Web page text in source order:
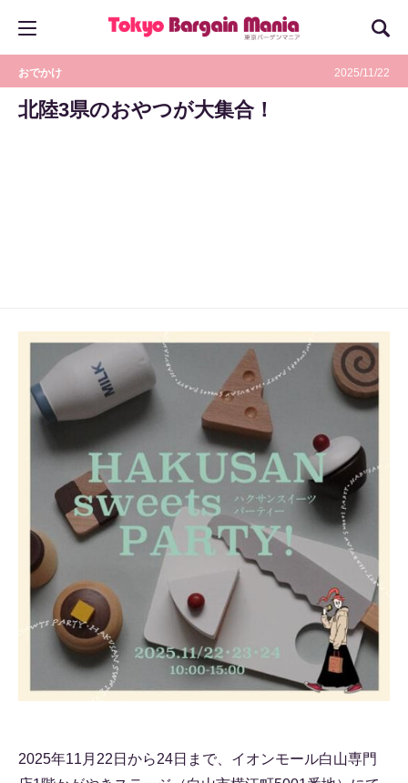
おでかけ 2025/11/22
北陸3県のおやつが大集合！
2025年11月22日から24日まで、イオンモール白山専門